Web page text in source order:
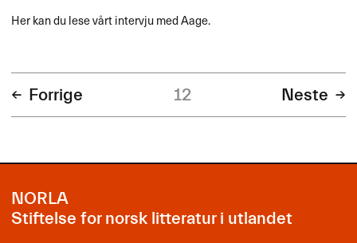
Her kan du lese vårt intervju med Aage.
Forrige 12 Neste
NORLA
Stiftelse for norsk litteratur i utlandet